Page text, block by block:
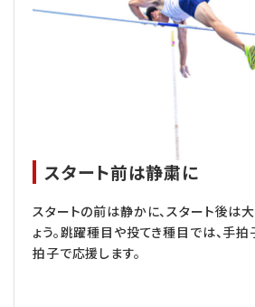
スタート前は静粛に
スタートの前は静かに、スタート後は
ょう。跳躍種目や投てき種目では、手
拍子で応援します。